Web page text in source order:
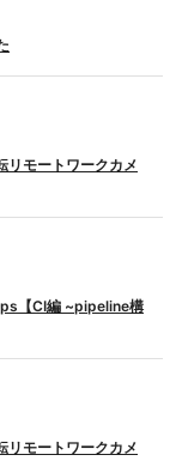
モートワークカメ
【CI編 ~pipeline構
モートワークカメ